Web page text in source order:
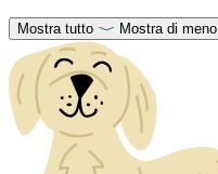
Mostra tutto Mostra di meno